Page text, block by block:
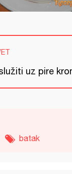
uz pire
batak